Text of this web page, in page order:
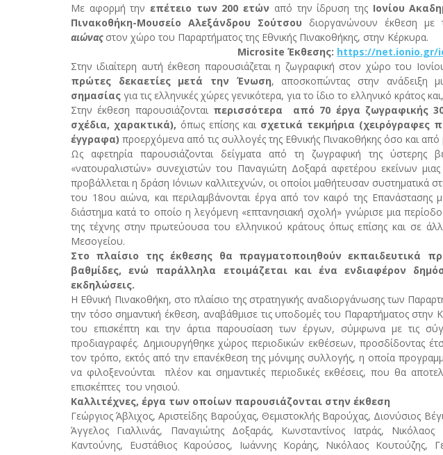
Με αφορμή τηνεπέτειο των 200 ετών από την ίδρυση της Ιονίου
Πινακοθήκη-Μουσείο Αλεξάνδρου Σούτσου διοργανώνουν έκθεση με
αιώναςστον χώρο του Παραρτήματος της Εθνικής Πινακοθήκης, στην Κέρκυρα.
Microsite Έκθεσης: https://net.ionio.gr/
Στην ιδιαίτερη αυτή έκθεση παρουσιάζεται η ζωγραφική στον χώρο του
πρώτες δεκαετίες μετά την Ένωση, αποσκοπώντας στην ανάδειξη
σημασίας για τις ελληνικές χώρες γενικότερα, για το ίδιο το ελληνικό κράτος
Στην έκθεση παρουσιάζονται περισσότερα από 70 έργα ζωγραφικής
σχέδια, χαρακτικά), όπως επίσης και σχετικά τεκμήρια (χειρόγραφες
έγγραφα) προερχόμενα από τις συλλογές της Εθνικής Πινακοθήκης όσο και από
Ως αφετηρία παρουσιάζονται δείγματα από τη ζωγραφική της ύστερης
«νατουραλιστών» συνεχιστών του Παναγιώτη Δοξαρά αφετέρου εκείνων μιας
προβάλλεται η δράση Ιόνιων καλλιτεχνών, οι οποίοι μαθήτευσαν συστηματικά
του 18ου αιώνα, και περιλαμβάνονται έργα από τον καιρό της Επανάστασης
διάστημα κατά το οποίο η λεγόμενη «επτανησιακή σχολή» γνώρισε μια
της τέχνης στην πρωτεύουσα του ελληνικού κράτους όπως επίσης και σε
Μεσογείου.
Στο πλαίσιο της έκθεσης θα πραγματοποιηθούν εκπαιδευτικά
βαθμίδες, ενώ παράλληλα ετοιμάζεται και ένα ενδιαφέρον
εκδηλώσεις.
Η Εθνική Πινακοθήκη, στο πλαίσιο της στρατηγικής αναδιοργάνωσης των
την τόσο σημαντική έκθεση, αναβάθμισε τις υποδομές του Παραρτήματος στην
του επισκέπτη και την άρτια παρουσίαση των έργων, σύμφωνα με τις
προδιαγραφές. Δημιουργήθηκε χώρος περιοδικών εκθέσεων, προσδίδοντας
τον τρόπο, εκτός από την επανέκθεση της μόνιμης συλλογής, η οποία
να φιλοξενούνται πλέον και σημαντικές περιοδικές εκθέσεις, που θα
επισκέπτες του νησιού.
Καλλιτέχνες, έργα των οποίων παρουσιάζονται στην έκθεση
Γεώργιος Άβλιχος, Αριστείδης Βαρούχας, Θεμιστοκλής Βαρούχας, Διονύσιος
Άγγελος Γιαλλινάς, Παναγιώτης Δοξαράς, Κωνσταντίνος Ιατράς,
Καντούνης, Ευστάθιος Καρούσος, Ιωάννης Κοράης, Νικόλαος Κουτούζης,